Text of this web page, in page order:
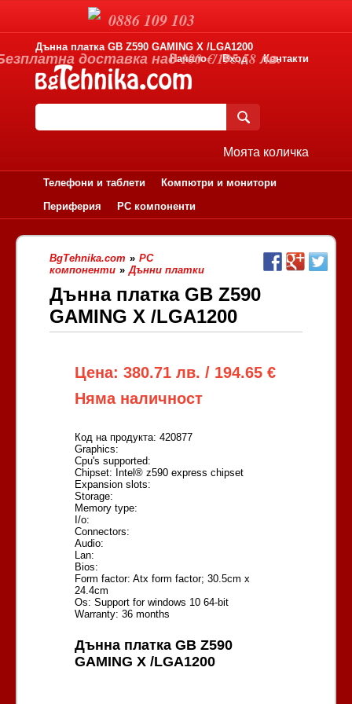
Дънна платка GB Z590 GAMING X /LGA1200
Начало
Вход Контакти
Моята количка
Телефони и таблети
Компютри и монитори
Периферия
PC компоненти
BgTehnika.com » PC
компоненти » Дънни платки
Дънна платка GB Z590
GAMING X /LGA1200
Цена: 380.71 лв. / 194.65 €
Няма наличност
Код на продукта: 420877
Graphics:
Cpu's supported:
Chipset: Intel® z590 express chipset
Expansion slots:
Storage:
Memory type:
I/o:
Connectors:
Audio:
Lan:
Bios:
Form factor: Atx form factor; 30.5cm x
24.4cm
Os: Support for windows 10 64-bit
Warranty: 36 months
Дънна платка GB Z590
GAMING X /LGA1200
0886 109 103
доставка над 100 €/195.58 лв.